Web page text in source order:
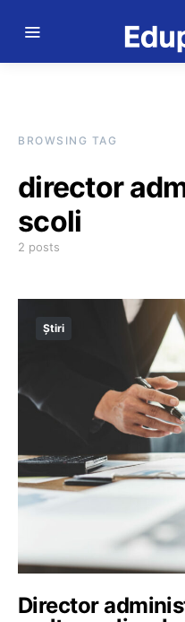
BROWSING TAG
director
scoli
2 posts
Știri
Director